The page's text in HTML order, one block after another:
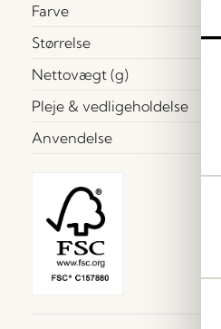
Farve
Størrelse
Nettovægt (g)
Pleje & vedligeholdelse
Anvendelse